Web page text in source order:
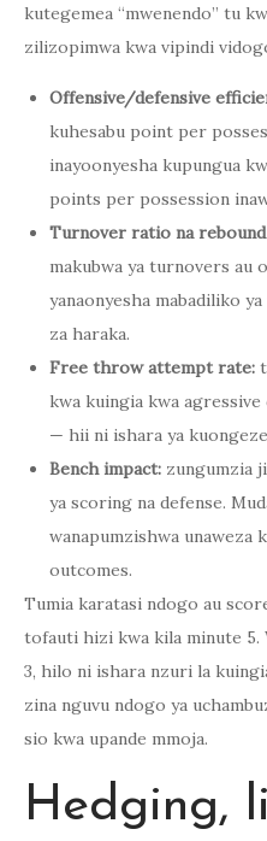
kutegemea “mwenendo” tu
zilizopimwa kwa vipindi
Offensive/defensive
kuhesabu point per
inayoonyesha kupungua
points per possession
Turnover ratio na
makubwa ya turnovers au
yanaonyesha mabadiliko
za haraka.
Free throw attempt rate:
kwa kuingia kwa
— hii ni ishara ya
Bench impact: zungumzia
ya scoring na defense.
wanapumzishwa unaweza
outcomes.
Tumia karatasi ndogo au
tofauti hizi kwa kila minute 5.
3, hilo ni ishara nzuri la
zina nguvu ndogo ya
sio kwa upande mmoja.
Hedging,